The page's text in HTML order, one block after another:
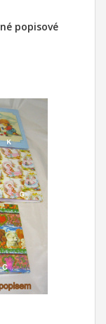
popisové